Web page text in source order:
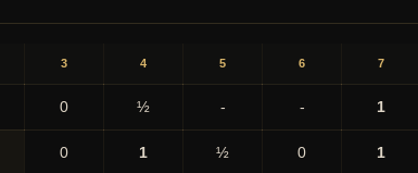
3 4 5 6 7
0 ½ - - 1
0 1 ½ 0 1